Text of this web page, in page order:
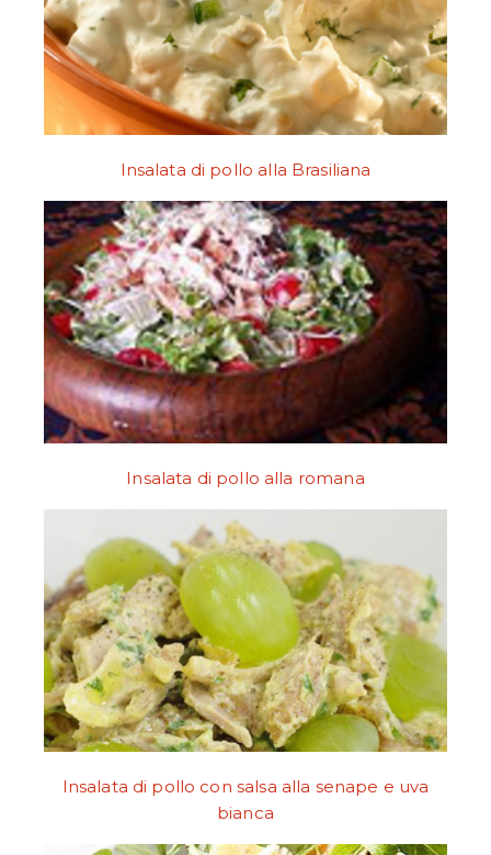
Insalata di pollo alla Brasiliana
Insalata di pollo alla romana
Insalata di pollo con salsa alla senape e uva
bianca